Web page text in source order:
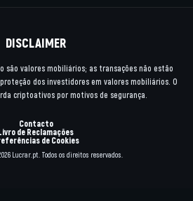
DISCLAIMER
são valores mobiliários; as transações não estão
dos investidores em valores mobiliários. O
criptoativos por motivos de segurança.
Contacto
de Reclamações
de Cookies
Lucrar.pt. Todos os direitos reservados.